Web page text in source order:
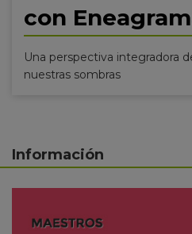
con
Una perspectiva integradora
nuestras sombras
Información